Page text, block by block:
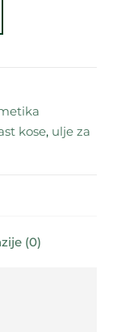
kose, ulje za
(0)